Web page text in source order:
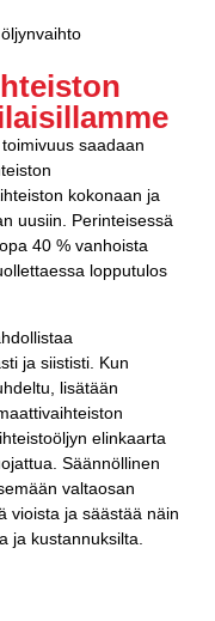
saadaan
kokonaan ja
uusiin. Perinteisessä
40 % vanhoista
lopputulos
ja siististi. Kun
lisätään
elinkaarta
Säännöllinen
valtaosan
vioista ja säästää näin
ja kustannuksilta.